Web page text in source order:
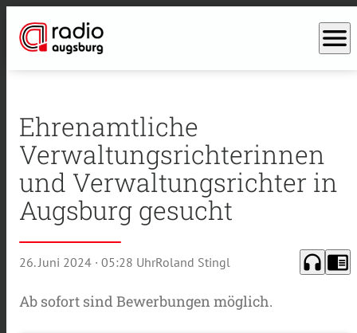
menu
Ehrenamtliche
Verwaltungsrichterinnen
und Verwaltungsrichter in
Augsburg gesucht
26. Juni 2024 · 05:28 UhrRoland Stingl headphones chrome_reader_mode
Ab sofort sind Bewerbungen möglich.